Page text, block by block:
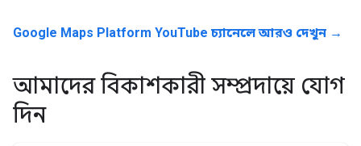
Google Maps Platform YouTube চ্যানেলে আরও দেখুন →
আমাদের বিকাশকারী সম্প্রদায়ে যোগ
দিন